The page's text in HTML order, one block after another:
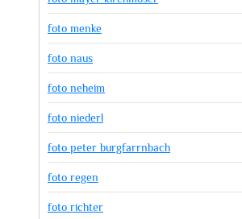
foto menke
foto naus
foto neheim
foto niederl
foto peter burgfarrnbach
foto regen
foto richter